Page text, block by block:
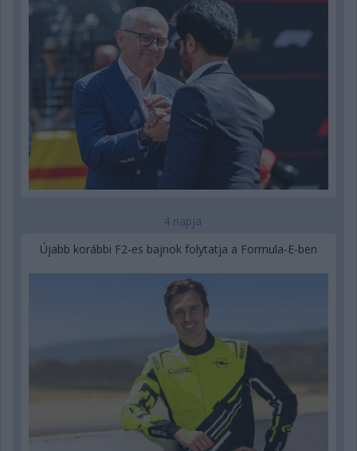
4 napja
Újabb korábbi F2-es bajnok folytatja a Formula-E-ben